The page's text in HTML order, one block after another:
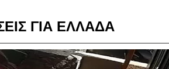
ΓΙΑ ΕΛΛΑΔΑ